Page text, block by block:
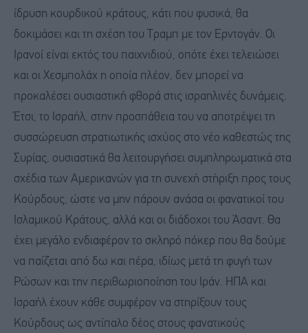
ίδρυση κουρδικού κράτους, κάτι που φυσικά, θα
δοκιμάσει και τη σχέση του Τραμπ με τον Ερντογάν. Οι
Ιρανοί είναι εκτός του παιχνιδιού, οπότε έχει τελειώσει
και οι Χεσμπολάχ η οποία πλέον, δεν μπορεί να
προκαλέσει ουσιαστική φθορά στις ισραηλινές δυνάμεις.
Έτσι, το Ισραήλ, στην προσπάθεια του να αποτρέψει τη
συσσώρευση στρατιωτικής ισχύος στο νέο καθεστώς της
Συρίας, ουσιαστικά θα λειτουργήσει συμπληρωματικά στα
σχέδια των Αμερικανών για τη συνεχή στήριξη προς τους
Κούρδους, ώστε να μην πάρουν ανάσα οι φανατικοί του
Ισλαμικού Κράτους, αλλά και οι διάδοχοι του Άσαντ. Θα
έχει μεγάλο ενδιαφέρον το σκληρό πόκερ που θα δούμε
να παίζεται από δω και πέρα, ιδίως μετά τη φυγή των
Ρώσων και την περιθωριοποίηση του Ιράν. ΗΠΑ και
Ισραήλ έχουν κάθε συμφέρον να στηρίξουν τους
Κούρδους ως αντίπαλο δέος στους φανατικούς